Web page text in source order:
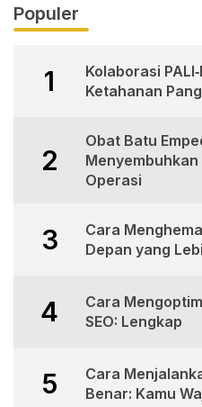
Populer
1
Kolaborasi
Ketahanan
2
Obat Batu
Menyembuhkan
Operasi
3
Cara
Depan yang
4
Cara
SEO: Lengkap
5
Cara
Benar: Kamu